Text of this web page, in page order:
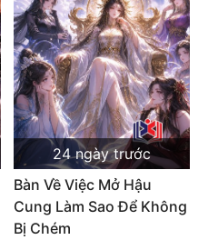
24 ngày trước
Bàn Về Việc Mở Hậu
Cung Làm Sao Để Không
Bị Chém